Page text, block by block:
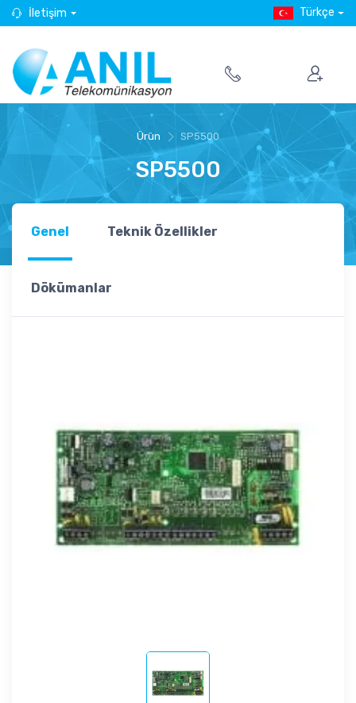
İletişim Türkçe
Ürün SP5500
SP5500
Genel Teknik Özellikler
Dökümanlar